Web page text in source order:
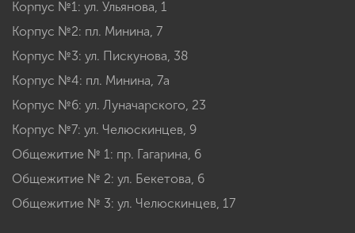
Корпус №1: ул. Ульянова, 1
Корпус №2: пл. Минина, 7
Корпус №3: ул. Пискунова, 38
Корпус №4: пл. Минина, 7а
Корпус №6: ул. Луначарского, 23
Корпус №7: ул. Челюскинцев, 9
Общежитие № 1: пр. Гагарина, 6
Общежитие № 2: ул. Бекетова, 6
Общежитие № 3: ул. Челюскинцев, 17